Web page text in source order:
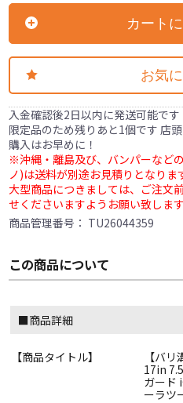
カート
お気
入金確認後2日以内に発送可能です
限定品のため残りあと1個です 店
購入はお早めに！
※沖縄・離島及び、バンパーなど
ノ)は送料が別途お見積りとなりま
大型商品につきましては、ご注文
せくださいますようお願い致します
商品管理番号： TU26044359
この商品について
■商品詳細
【商品タイトル】
【バ
17in
ガード
ーラツ